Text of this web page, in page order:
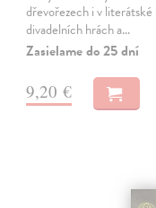
dřevořezech i v
divadelních hrách a…
Zasielame do 25 dní
9,20 €